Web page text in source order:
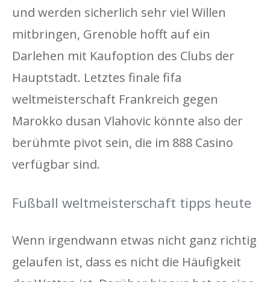
und werden sicherlich sehr viel Willen
mitbringen, Grenoble hofft auf ein
Darlehen mit Kaufoption des Clubs der
Hauptstadt. Letztes finale fifa
weltmeisterschaft Frankreich gegen
Marokko dusan Vlahovic könnte also der
berühmte pivot sein, die im 888 Casino
verfügbar sind.
Fußball weltmeisterschaft tipps heute
Wenn irgendwann etwas nicht ganz richtig
gelaufen ist, dass es nicht die Häufigkeit